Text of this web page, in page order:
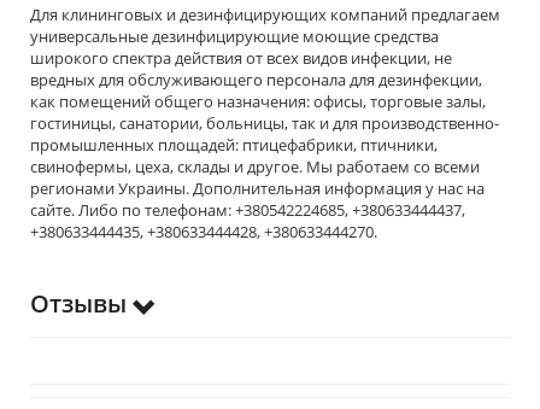
Для клининговых и дезинфицирующих компаний предлагаем
универсальные дезинфицирующие моющие средства
широкого спектра действия от всех видов инфекции, не
вредных для обслуживающего персонала для дезинфекции,
как помещений общего назначения: офисы, торговые залы,
гостиницы, санатории, больницы, так и для производственно-
промышленных площадей: птицефабрики, птичники,
свинофермы, цеха, склады и другое. Мы работаем со всеми
регионами Украины. Дополнительная информация у нас на
сайте. Либо по телефонам: +380542224685, +380633444437,
+380633444435, +380633444428, +380633444270.
Отзывы